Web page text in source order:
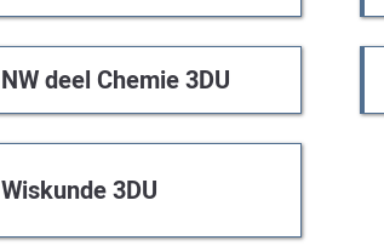
NW deel Chemie 3DU
Wiskunde 3DU